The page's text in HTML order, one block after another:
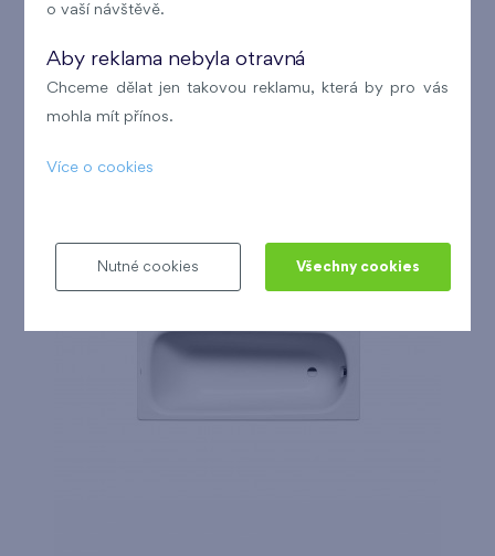
Sprchová vanička Kaldewei Cayonoplan
o vaší návštěvě.
Aby reklama nebyla otravná
Chceme dělat jen takovou reklamu, která by pro vás
mohla mít přínos.
Více o cookies
Nutné cookies Všechny cookies